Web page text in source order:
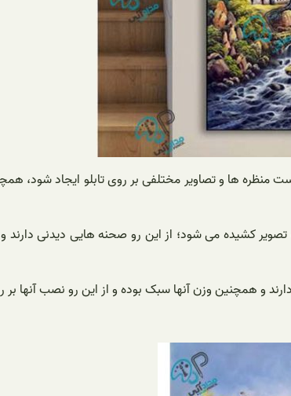
منظره ها و تصاویر مختلفی بر روی تابلو ایجاد شود،
کشیده می شود؛ از این رو صحنه هایی دیدنی دارند و
و همچنین وزن آنها سبک بوده و از این رو نصب آنها